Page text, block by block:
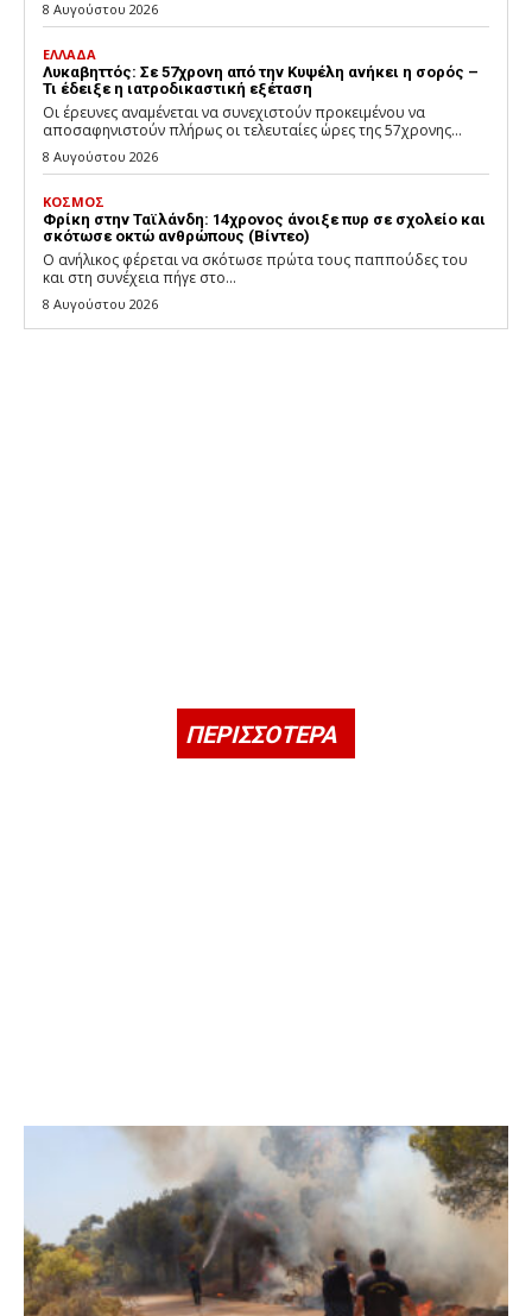
8 Αυγούστου 2026
ΕΛΛΑΔΑ
Λυκαβηττός: Σε 57χρονη από την Κυψέλη ανήκει η σορός –
Τι έδειξε η ιατροδικαστική εξέταση
Οι έρευνες αναμένεται να συνεχιστούν προκειμένου να
αποσαφηνιστούν πλήρως οι τελευταίες ώρες της 57χρονης...
8 Αυγούστου 2026
ΚΟΣΜΟΣ
Φρίκη στην Ταϊλάνδη: 14χρονος άνοιξε πυρ σε σχολείο και
σκότωσε οκτώ ανθρώπους (Βίντεο)
Ο ανήλικος φέρεται να σκότωσε πρώτα τους παππούδες του
και στη συνέχεια πήγε στο...
8 Αυγούστου 2026
ΠΕΡΙΣΣΟΤΕΡΑ